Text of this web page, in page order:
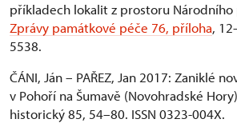
příkladech lokalit z prostoru Národního
Zprávy památkové péče 76, příloha,
5538.
ČÁNI, Ján – PAŘEZ, Jan 2017: Zaniklé
v Pohoří na Šumavě (Novohradské
historický 85, 54–80. ISSN 0323-004X.